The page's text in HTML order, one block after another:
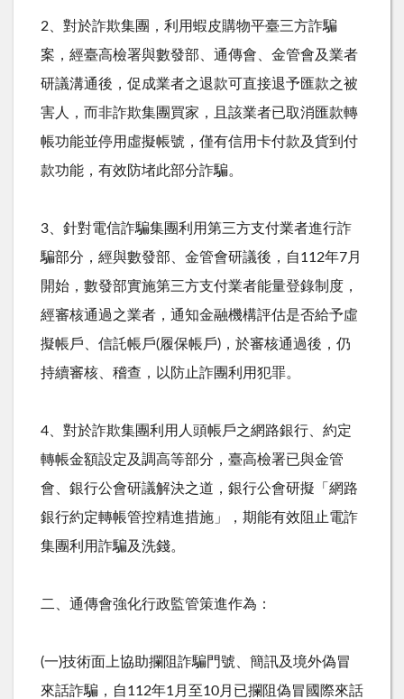
2、對於詐欺集團，利用蝦皮購物平臺三方詐騙
案，經臺高檢署與數發部、通傳會、金管會及業者
研議溝通後，促成業者之退款可直接退予匯款之被
害人，而非詐欺集團買家，且該業者已取消匯款轉
帳功能並停用虛擬帳號，僅有信用卡付款及貨到付
款功能，有效防堵此部分詐騙。
3、針對電信詐騙集團利用第三方支付業者進行詐
騙部分，經與數發部、金管會研議後，自112年7月
開始，數發部實施第三方支付業者能量登錄制度，
經審核通過之業者，通知金融機構評估是否給予虛
擬帳戶、信託帳戶(履保帳戶) ，於審核通過後，仍
持續審核、稽查，以防止詐團利用犯罪。
4、對於詐欺集團利用人頭帳戶之網路銀行、約定
轉帳金額設定及調高等部分，臺高檢署已與金管
會、銀行公會研議解決之道，銀行公會研擬「網路
銀行約定轉帳管控精進措施」，期能有效阻止電詐
集團利用詐騙及洗錢。
二、通傳會強化行政監管策進作為：
(一)技術面上協助攔阻詐騙門號、簡訊及境外偽冒
來話詐騙，自112年1 月至10月已攔阻偽冒國際來話